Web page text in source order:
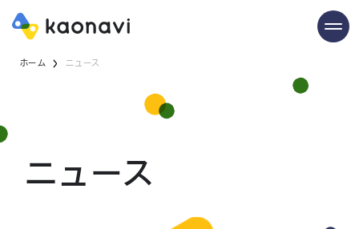
ホーム ニュース
ニュース